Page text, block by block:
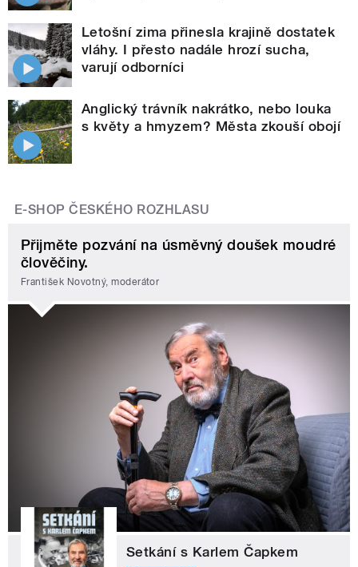
Letošní zima přinesla krajině dostatek
vláhy. I přesto nadále hrozí sucha,
varují odborníci
Anglický trávník nakrátko, nebo louka
s květy a hmyzem? Města zkouší obojí
E-SHOP ČESKÉHO ROZHLASU
Přijměte pozvání na úsměvný doušek moudré
člověčiny.
František Novotný, moderátor
Setkání s Karlem Čapkem